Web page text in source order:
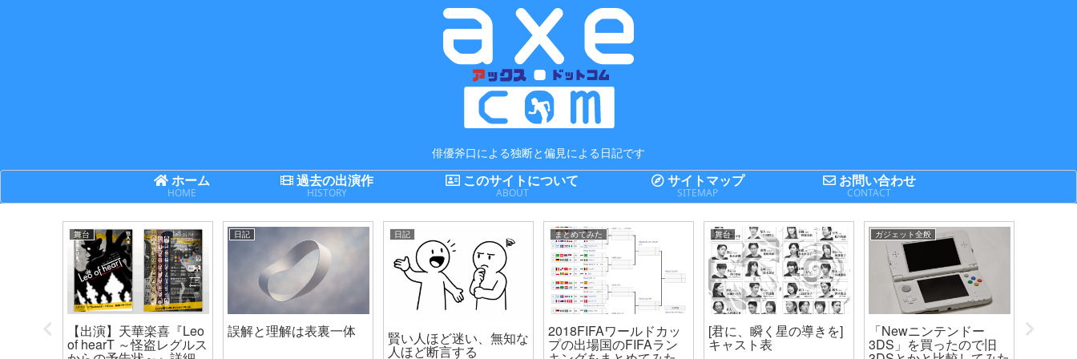
俳優斧口による独断と偏見による日記です
ホーム
HOME
過去の出演作
HISTORY
このサイトについて
ABOUT
サイトマップ
SITEMAP
お問い合わせ
CONTACT
世代機
舞台
【出演】天華楽喜『Leo
of hearT ～怪盗レグルス
日記
誤解と理解は表裏一体
日記
賢い人ほど迷い、無知な
人ほど断言する
まとめてみた
2018FIFAワールドカッ
プの出場国のFIFAラン
舞台
[君に、瞬く星の導きを]
キャスト表
ガジェット全般
「Newニンテンドー
3DS」を買ったので旧